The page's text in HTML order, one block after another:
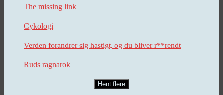
The missing link
Cykologi
Verden forandrer sig hastigt, og du bliver r**rendt
Ruds ragnarok
Hent flere